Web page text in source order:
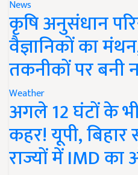
News
कृषि अनुसंधान
वैज्ञानिकों का
तकनीकों पर बनी
Weather
अगले 12 घंटों के
कहर! यूपी,
राज्यों में IMD